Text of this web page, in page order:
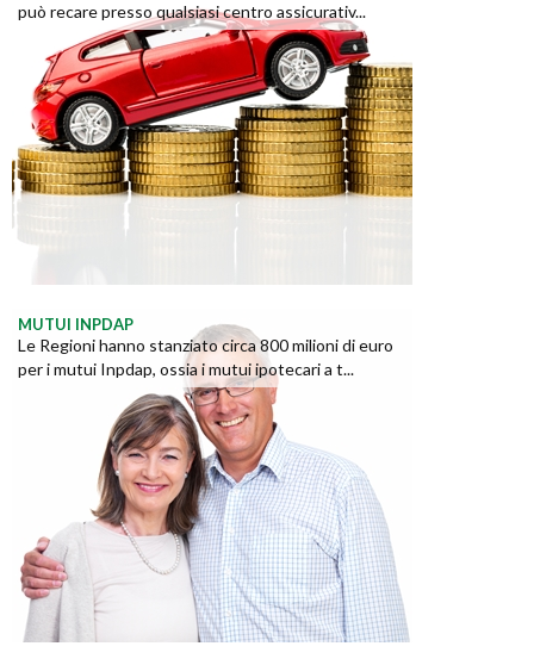
può recare presso qualsiasi centro assicurativ...
MUTUI INPDAP
Le Regioni hanno stanziato circa 800 milioni di euro
per i mutui Inpdap, ossia i mutui ipotecari a t...